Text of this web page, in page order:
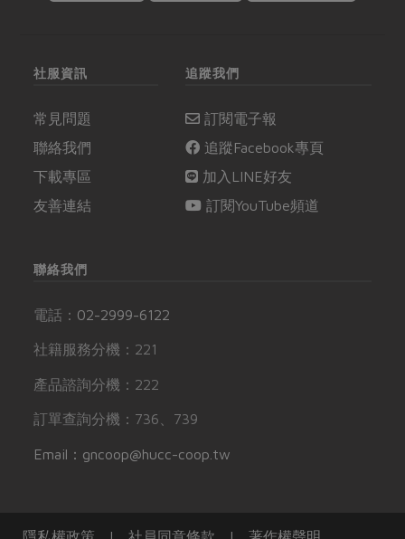
社服資訊
常見問題
聯絡我們
下載專區
友善連結
追蹤我們
訂閱電子報
追蹤Facebook專頁
加入LINE好友
訂閱YouTube頻道
聯絡我們
電話： 02-2999-6122
社籍服務分機：221
產品諮詢分機：222
訂單查詢分機：736、739
Email：gncoop@hucc-coop.tw